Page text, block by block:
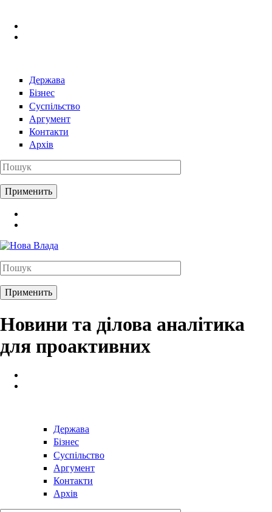
Держава
Бізнес
Суспільство
Аргумент
Контакти
Архів
Новини та ділова аналітика
для проактивних
Держава
Бізнес
Суспільство
Аргумент
Контакти
Архів